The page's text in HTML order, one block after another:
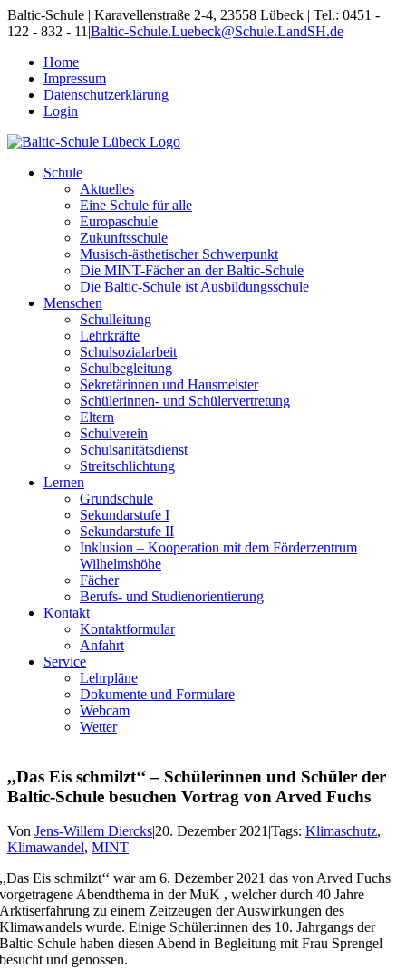
Skip
to
Baltic-Schule | Karavellenstraße 2-4, 23558 Lübeck | Tel.: 0451 -
122 - 832 - 11 |Baltic-Schule.Luebeck@Schule.LandSH.de
Home
Impressum
Datenschutzerklärung
Login
Schule
Aktuelles
Eine Schule für alle
Europaschule
Zukunftsschule
Musisch-ästhetischer Schwerpunkt
Die MINT-Fächer an der Baltic-Schule
Die Baltic-Schule ist Ausbildungsschule
Menschen
Schulleitung
Lehrkräfte
Schulsozialarbeit
Schulbegleitung
Sekretärinnen und Hausmeister
Schülerinnen- und Schülervertretung
Eltern
Schulverein
Schulsanitätsdienst
Streitschlichtung
Lernen
Grundschule
Sekundarstufe I
Sekundarstufe II
Inklusion – Kooperation mit dem Förderzentrum
Wilhelmshöhe
Fächer
Berufs- und Studienorientierung
Kontakt
Kontaktformular
Anfahrt
Service
Lehrpläne
Dokumente und Formulare
Webcam
Wetter
,,Das Eis schmilzt‘‘ – Schülerinnen und Schüler der
Baltic-Schule besuchen Vortrag von Arved Fuchs
Von Jens-Willem Diercks|20. Dezember 2021|Tags: Klimaschutz,
Klimawandel, MINT|
,,Das Eis schmilzt‘‘ war am 6. Dezember 2021 das von Arved Fuchs
vorgetragene Abendthema in der MuK , welcher durch 40 Jahre
Arktiserfahrung zu einem Zeitzeugen der Auswirkungen des
Klimawandels wurde. Einige Schüler:innen des 10. Jahrgangs der
Baltic-Schule haben diesen Abend in Begleitung mit Frau Sprengel
besucht und genossen.